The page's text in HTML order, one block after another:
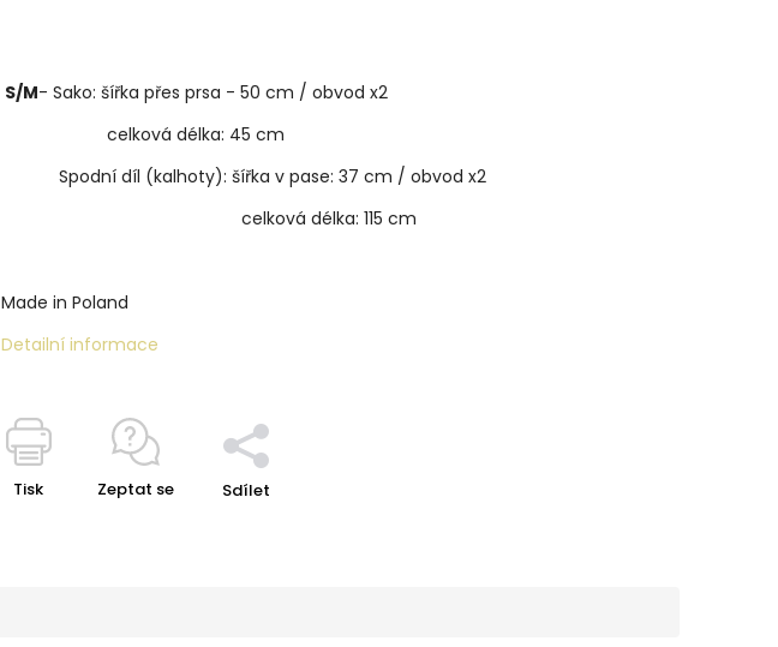
S/M- Sako: šířka přes prsa - 50 cm / obvod x2
celková délka: 45 cm
Spodní díl (kalhoty): šířka v pase: 37 cm / obvod x2
celková délka: 115 cm
Made in Poland
Detailní informace
Tisk Zeptat se Sdílet